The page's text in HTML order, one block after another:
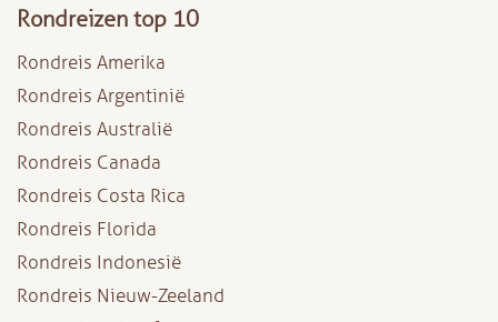
Rondreizen top 10
Rondreis Amerika
Rondreis Argentinië
Rondreis Australië
Rondreis Canada
Rondreis Costa Rica
Rondreis Florida
Rondreis Indonesië
Rondreis Nieuw-Zeeland